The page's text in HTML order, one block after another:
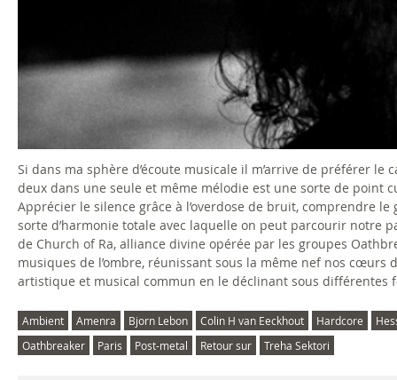
Si dans ma sphère d’écoute musicale il m’arrive de préférer le
deux dans une seule et même mélodie est une sorte de point
Apprécier le silence grâce à l’overdose de bruit, comprendre
sorte d’harmonie totale avec laquelle on peut parcourir notre
de Church of Ra, alliance divine opérée par les groupes
musiques de l’ombre, réunissant sous la même nef nos
artistique et musical commun en le déclinant sous différentes
Ambient Amenra Bjorn Lebon Colin H van Eeckhout Hardcore
Oathbreaker
Paris Post-metal Retour sur Treha Sektori